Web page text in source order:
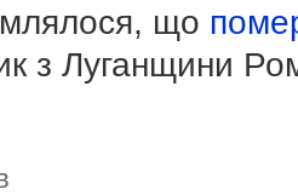
що
з Луганщини